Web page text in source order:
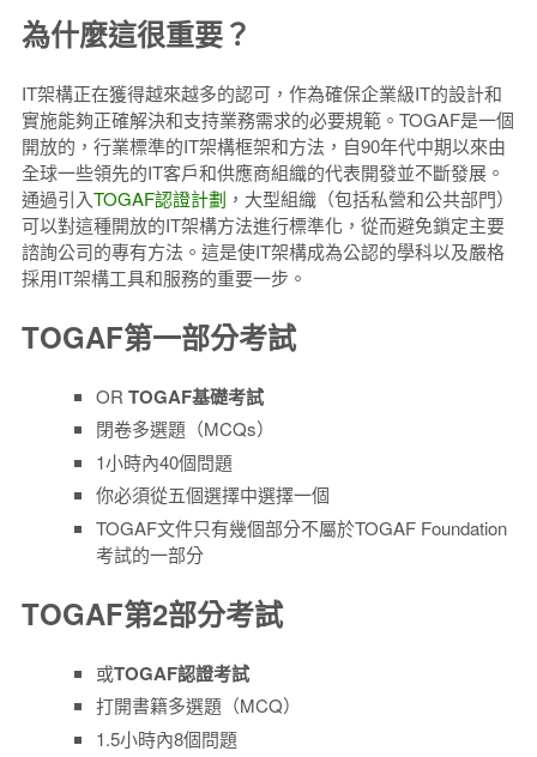
為什麼這很重要？
IT架構正在獲得越來越多的認可，作為確保企業級IT的設計和
實施能夠正確解決和支持業務需求的必要規範。TOGAF是一個
開放的，行業標準的IT架構框架和方法，自90年代中期以來由
全球一些領先的IT客戶和供應商組織的代表開發並不斷發展。
通過引入TOGAF認證計劃 ，大型組織（包括私營和公共部門）
可以對這種開放的IT架構方法進行標準化，從而避免鎖定主要
諮詢公司的專有方法。這是使IT架構成為公認的學科以及嚴格
採用IT架構工具和服務的重要一步。
TOGAF第一部分考試
OR TOGAF基礎考試
閉卷多選題（MCQs）
1小時內40個問題
你必須從五個選擇中選擇一個
TOGAF文件只有幾個部分不屬於TOGAF Foundation
考試的一部分
TOGAF第2部分考試
或TOGAF認證考試
打開書籍多選題（MCQ）
1.5小時內8個問題